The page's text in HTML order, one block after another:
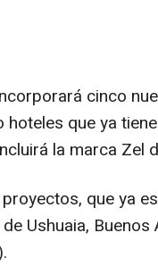
cinco
que ya
la marca Zel
que ya
Ushuaia,